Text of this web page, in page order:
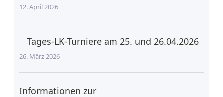
12. April 2026
Tages-LK-Turniere am 25. und 26.04.2026
26. März 2026
Informationen zur